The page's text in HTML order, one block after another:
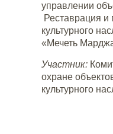
управлении
Реставрация и
культурного
«Мечеть
Участник:
охране
культурного